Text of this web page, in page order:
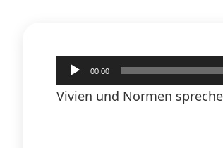
Audio-
Player
00:00
Vivien und Normen